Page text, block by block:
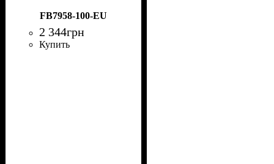
FB7958-100-EU
2 344грн
Купить